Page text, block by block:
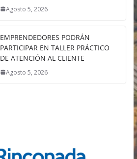
Agosto 5, 2026
EMPRENDEDORES PODRÁN
PARTICIPAR EN TALLER PRÁCTICO
DE ATENCIÓN AL CLIENTE
Agosto 5, 2026